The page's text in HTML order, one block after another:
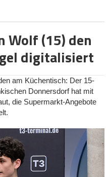
Wolf (15) den
digitalisiert
am Küchentisch: Der 15-
Donnersdorf hat mit
die Supermarkt-Angebote